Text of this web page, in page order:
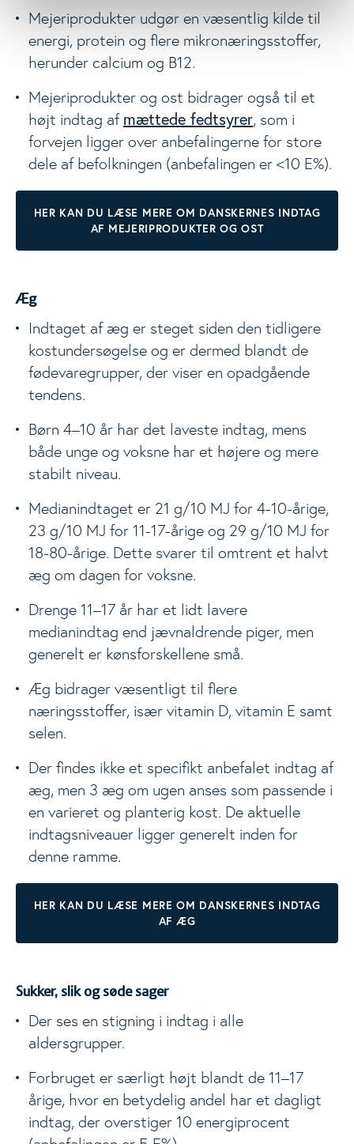
Mejeriprodukter udgør en væsentlig kilde til
energi, protein og flere mikronæringsstoffer,
herunder calcium og B12.
Mejeriprodukter og ost bidrager også til et
højt indtag af mættede fedtsyrer, som i
forvejen ligger over anbefalingerne for store
dele af befolkningen (anbefalingen er <10 E%).
HER KAN DU LÆSE MERE OM DANSKERNES INDTAG
AF MEJERIPRODUKTER OG OST
Æg
Indtaget af æg er steget siden den tidligere
kostundersøgelse og er dermed blandt de
fødevaregrupper, der viser en opadgående
tendens.
Børn 4–10 år har det laveste indtag, mens
både unge og voksne har et højere og mere
stabilt niveau.
Medianindtaget er 21 g/10 MJ for 4-10-årige,
23 g/10 MJ for 11-17-årige og 29 g/10 MJ for
18-80-årige. Dette svarer til omtrent et halvt
æg om dagen for voksne.
Drenge 11–17 år har et lidt lavere
medianindtag end jævnaldrende piger, men
generelt er kønsforskellene små.
Æg bidrager væsentligt til flere
næringsstoffer, især vitamin D, vitamin E samt
selen.
Der findes ikke et specifikt anbefalet indtag af
æg, men 3 æg om ugen anses som passende i
en varieret og planterig kost. De aktuelle
indtagsniveauer ligger generelt inden for
denne ramme.
HER KAN DU LÆSE MERE OM DANSKERNES INDTAG
AF ÆG
Sukker, slik og søde sager
Der ses en stigning i indtag i alle
aldersgrupper.
Forbruget er særligt højt blandt de 11–17
årige, hvor en betydelig andel har et dagligt
indtag, der overstiger 10 energiprocent